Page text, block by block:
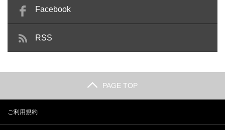
Facebook
RSS
PAGE TOP
ご利用規約